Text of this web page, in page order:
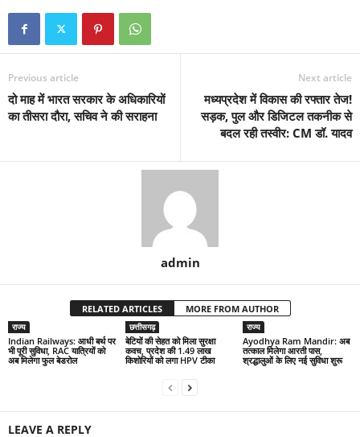
Previous article
दो माह में भारत सरकार के अधिकारियों
का तीसरा दौरा, सचिव ने की सराहना
Next article
मध्यप्रदेश में विकास की रफ्तार तेज!
सड़क, पुल और डिजिटल तकनीक से
बदल रही तस्वीर: CM डॉ. यादव
admin
RELATED ARTICLES MORE FROM AUTHOR
राज्य
Indian Railways: आधी बर्थ पर
भी पूरी सुविधा, RAC यात्रियों को
अब मिलेगा फुल बेडरोल
छत्तीसगढ़
बेटियों की सेहत को मिला सुरक्षा
कवच, प्रदेश की 1.49 लाख
किशोरियों को लगा HPV टीका
राज्य
Ayodhya Ram Mandir: अब
तत्काल मिलेगा आरती पास,
श्रद्धालुओं के लिए नई सुविधा शुरू
LEAVE A REPLY